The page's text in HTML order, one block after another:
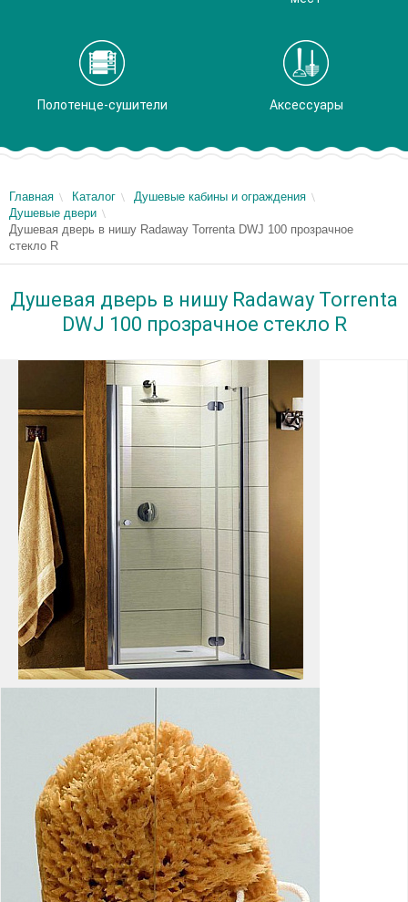
Полотенце-сушители Аксессуары
Главная Каталог
Душевые кабины и ограждения
Душевые двери
Душевая дверь в нишу Radaway Torrenta DWJ 100 прозрачное
стекло R
Душевая дверь в нишу Radaway Torrenta
DWJ 100 прозрачное стекло R